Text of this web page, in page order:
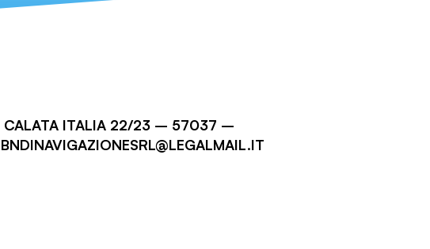
CALATA ITALIA 22/23 – 57037 –
BNDINAVIGAZIONESRL@LEGALMAIL.IT